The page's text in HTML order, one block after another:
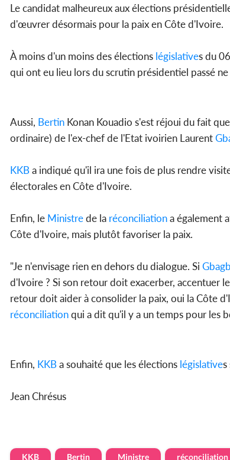
Le candidat malheureux aux élections
d'œuvrer désormais pour la paix en Côte d'Ivoire.
À moins d'un moins des élections législatives du
qui ont eu lieu lors du scrutin présidentiel passé
Aussi, Bertin Konan Kouadio s'est réjoui du fait
ordinaire) de l'ex-chef de l'Etat ivoirien Laurent
KKBa indiqué qu'il ira une fois de plus rendre
électorales en Côte d'Ivoire.
Enfin, le Ministrede la réconciliationa également
Côte d'Ivoire, mais plutôt favoriser la paix.
"Je n'envisage rien en dehors du dialogue. Si
d'Ivoire ? Si son retour doit exacerber, accentuer
retour doit aider à consolider la paix, oui la Côte
réconciliationqui a dit qu'il y a un temps pour les
Enfin, KKBa souhaité que les élections législatives
Jean Chrésus
KKB Bertin Ministre réconciliation